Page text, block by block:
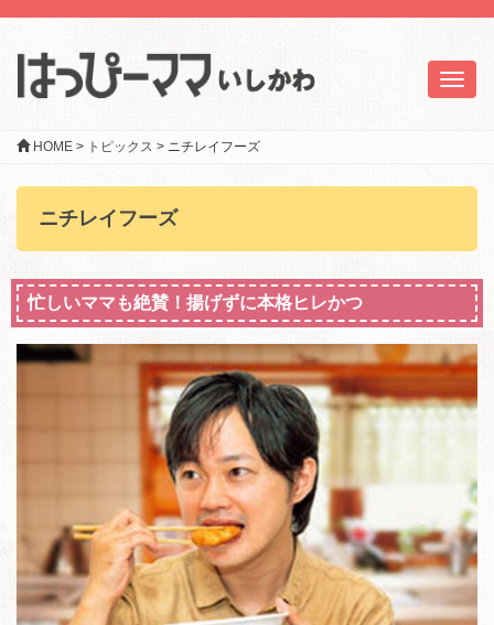
HOME > トピックス > ニチレイフーズ
ニチレイフーズ
忙しいママも絶賛！揚げずに本格ヒレかつ